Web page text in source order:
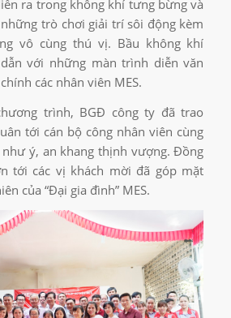
ra trong không khí tưng bừng và
trò chơi giải trí sôi động kèm
vô cùng thú vị. Bầu không khí
với những màn trình diễn văn
các nhân viên MES.
trình, BGĐ công ty đã trao
tới cán bộ công nhân viên cùng
ý, an khang thịnh vượng. Đồng
tới các vị khách mời đã góp mặt
của “Đại gia đình” MES.